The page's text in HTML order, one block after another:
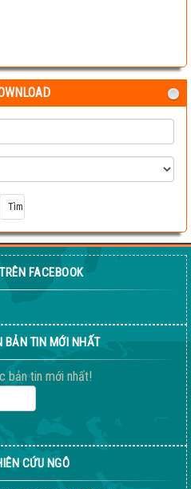
Test
FACEBOOK
BẢN TIN MỚI NHẤT
bản tin mới nhất!
CỨU NGÔ